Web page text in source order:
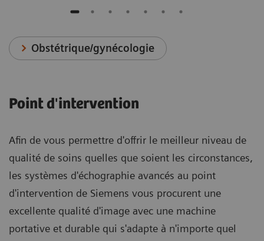
Obstétrique/gynécologie
Point d'intervention
Afin de vous permettre d'offrir le meilleur niveau de
qualité de soins quelles que soient les circonstances,
les systèmes d'échographie avancés au point
d'intervention de Siemens vous procurent une
excellente qualité d'image avec une machine
portative et durable qui s'adapte à n'importe quel